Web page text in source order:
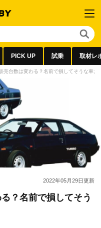
PICK UP 試乗 取材レ
売台数は変わる？名前で損してそうな車た
2022年05月29日更新
？名前で損してそう